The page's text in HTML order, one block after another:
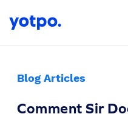
Blog Articles
Comment Sir